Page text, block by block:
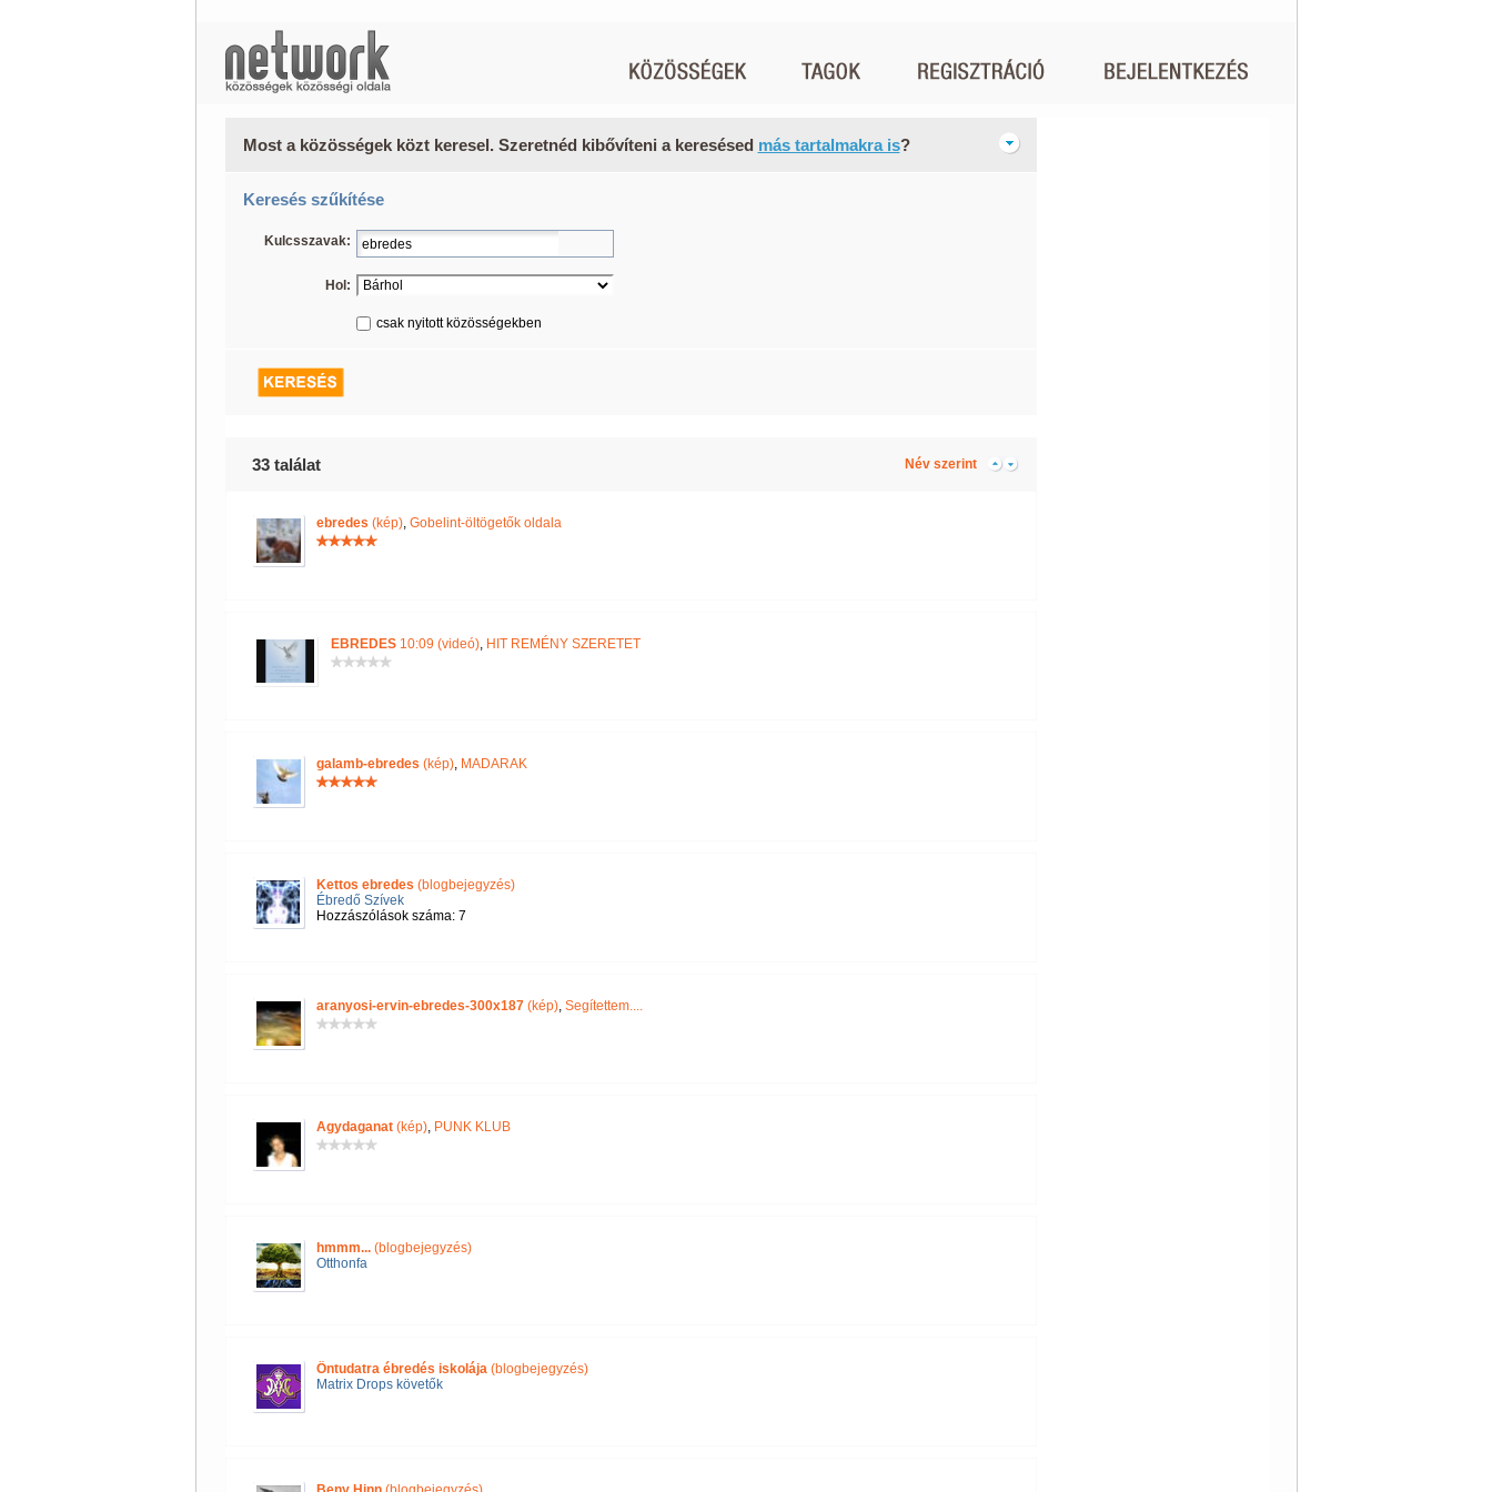
Most a közösségek közt keresel. Szeretnéd kibővíteni a keresésed más tartalmakra is?
Keresés szűkítése
Kulcsszavak:
Hol:
csak nyitott közösségekben
33 találat Név szerint
ebredes (kép), Gobelint-öltögetők oldala
EBREDES10:09 (videó), HIT REMÉNY SZERETET
galamb-ebredes (kép), MADARAK
Kettos ebredes (blogbejegyzés)
Ébredő Szívek
Hozzászólások száma: 7
aranyosi-ervin-ebredes-300x187(kép), Segítettem....
Agydaganat(kép), PUNK KLUB
hmmm...(blogbejegyzés)
Otthonfa
Öntudatra ébredés iskolája(blogbejegyzés)
Matrix Drops követők